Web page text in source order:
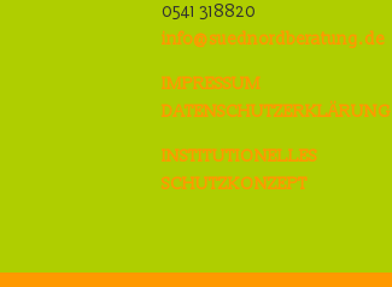
0541 318820
info@suednordberatung.de
IMPRESSUM
DATENSCHUTZERKLÄRUNG
INSTITUTIONELLES
SCHUTZKONZEPT